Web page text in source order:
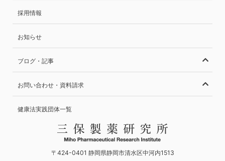
採用情報
お知らせ
ブログ・記事
お問い合わせ・資料請求
健康法実践団体一覧
〒424-0401 静岡県静岡市清水区中河内1513